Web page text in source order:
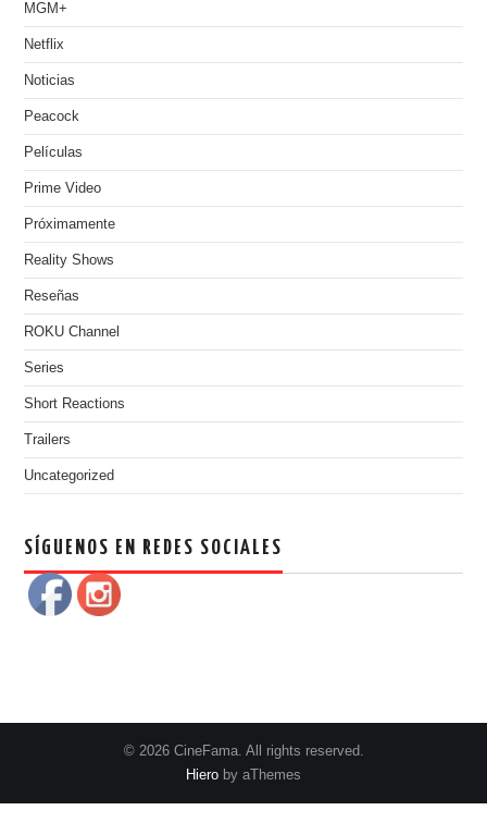
MGM+
Netflix
Noticias
Peacock
Películas
Prime Video
Próximamente
Reality Shows
Reseñas
ROKU Channel
Series
Short Reactions
Trailers
Uncategorized
SÍGUENOS EN REDES SOCIALES
© 2026 CineFama. All rights reserved.
Hiero by aThemes